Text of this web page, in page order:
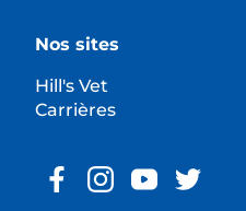
Nos sites
Hill's Vet
Carrières